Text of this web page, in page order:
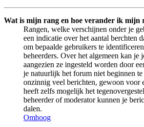
Wat is mijn rang en hoe verander ik mijn
Rangen, welke verschijnen onder je
een indicatie over het aantal berchten
om bepaalde gebruikers te
beheerders. Over het algemeen kan je
aangezien ze ingesteld worden door
je natuurlijk het forum niet beginnen te
onzinnig veel berichten, gewoon voor
heeft zelfs mogelijk het
beheerder of moderator kunnen je
dalen.
Omhoog